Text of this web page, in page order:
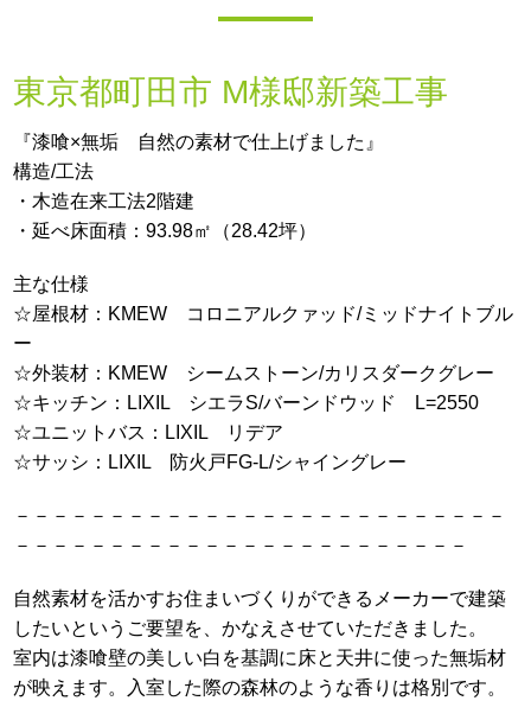
東京都町田市 M様邸新築工事
『漆喰×無垢 自然の素材で仕上げました』
構造/工法
・木造在来工法2階建
・延べ床面積：93.98㎡（28.42坪）
主な仕様
☆屋根材：KMEW コロニアルクァッド/ミッドナイトブル
ー
☆外装材：KMEW シームストーン/カリスダークグレー
☆キッチン：LIXIL シエラS/バーンドウッド L=2550
☆ユニットバス：LIXIL リデア
☆サッシ：LIXIL 防火戸FG-L/シャイングレー
－－－－－－－－－－－－－－－－－－－－－－－－－－
－－－－－－－－－－－－－－－－－－－－－－－－
自然素材を活かすお住まいづくりができるメーカーで建築
したいというご要望を、かなえさせていただきました。
室内は漆喰壁の美しい白を基調に床と天井に使った無垢材
が映えます。入室した際の森林のような香りは格別です。